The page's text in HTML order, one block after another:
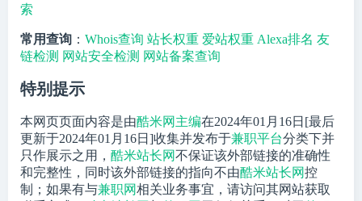
索
常用查询 ： Whois查询 站长权重 爱站权重 Alexa排名 友
链检测 网站安全检测 网站备案查询
特别提示
本网页页面内容是由酷米网主编在2024年01月16日[最后
更新于2024年01月16日]收集并发布于兼职平台分类下并
只作展示之用， 酷米站长网不保证该外部链接的准确性
和完整性，同时该外部链接的指向不由酷米站长网控
制；如果有与兼职网相关业务事宜，请访问其网站获取